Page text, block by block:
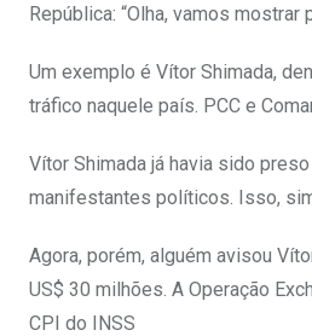
República: “Olha, vamos mostrar
Um exemplo é Vítor Shimada,
tráfico naquele país. PCC e
Vítor Shimada já havia sido
manifestantes políticos. Isso,
Agora, porém, alguém avisou
US$ 30 milhões. A Operação
CPI do INSS